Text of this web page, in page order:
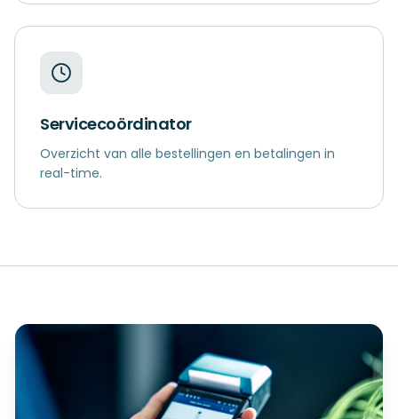
Servicecoördinator
Overzicht van alle bestellingen en betalingen in
real-time.